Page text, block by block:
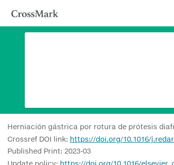
Herniación gástrica por rotura de prótesis
Crossref DOI link: https://doi.org/10.1016/
Published Print: 2023-03
Update policy: https://doi.org/10.1016/